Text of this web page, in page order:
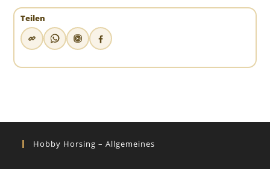
Teilen
Hobby Horsing – Allgemeines